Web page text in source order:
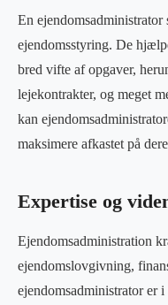
En
ejendomsstyring. De
bred vifte af opgaver,
lejekontrakter, og meget
kan
maksimere afkastet på
Expertise og
Ejendomsadministration
ejendomslovgivning,
ejendomsadministrator er